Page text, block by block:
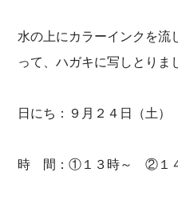
水の上にカラーインクを流
って、ハガキに写しとりま
日にち：９月２４日（土）
時 間：①１３時～ ②１